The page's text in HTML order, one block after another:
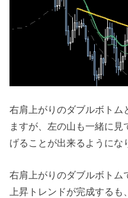
右肩上がりのダブルボトム
ますが、左の山も一緒に
げることが出来るようにな
右肩上がりのダブルボトム
上昇トレンドが完成する